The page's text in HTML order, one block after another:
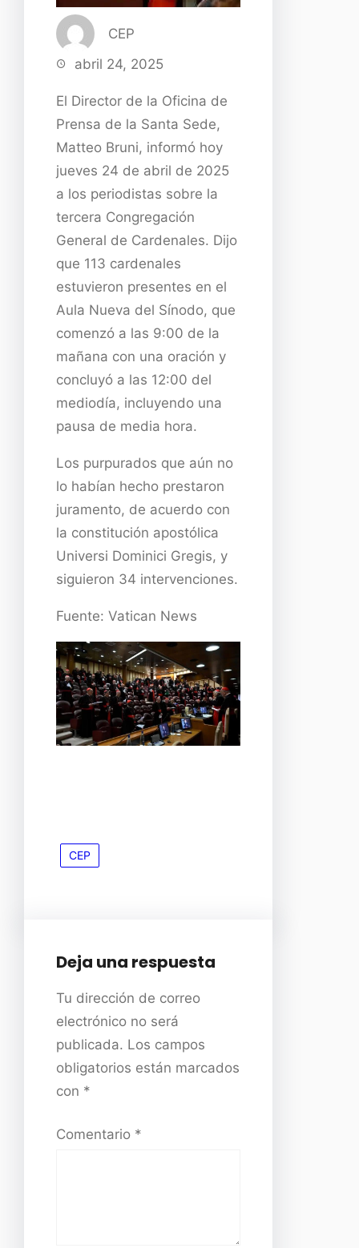
CEP
abril 24, 2025
El Director de la Oficina de
Prensa de la Santa Sede,
Matteo Bruni, informó hoy
jueves 24 de abril de 2025
a los periodistas sobre la
tercera Congregación
General de Cardenales. Dijo
que 113 cardenales
estuvieron presentes en el
Aula Nueva del Sínodo, que
comenzó a las 9:00 de la
mañana con una oración y
concluyó a las 12:00 del
mediodía, incluyendo una
pausa de media hora.
Los purpurados que aún no
lo habían hecho prestaron
juramento, de acuerdo con
la constitución apostólica
Universi Dominici Gregis, y
siguieron 34 intervenciones.
Fuente: Vatican News
CEP
Deja una respuesta
Tu dirección de correo
electrónico no será
publicada. Los campos
obligatorios están marcados
con *
Comentario *